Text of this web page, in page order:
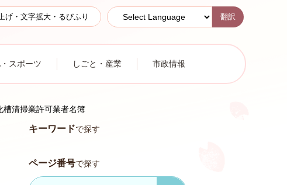
げ・文字拡大・るびふり 翻訳
スポーツ しごと・産業 市政情報
槽清掃業許可業者名簿
キーワードで探す
ページ番号で探す